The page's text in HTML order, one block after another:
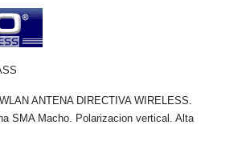
ANTENA DIRECTIVA WIRELESS.
SMA Macho. Polarizacion vertical. Alta